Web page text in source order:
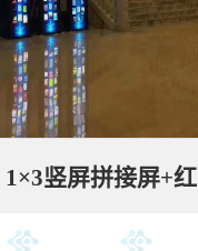
1×3竖屏拼接屏+红